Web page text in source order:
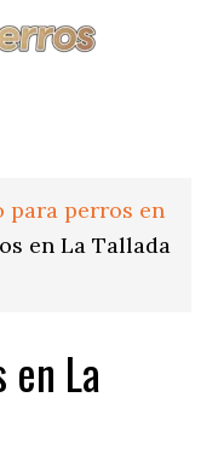
para perros en
en La Tallada
La